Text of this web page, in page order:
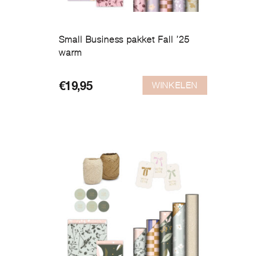
Small Business pakket Fall ’25
warm
€19,95 WINKELEN